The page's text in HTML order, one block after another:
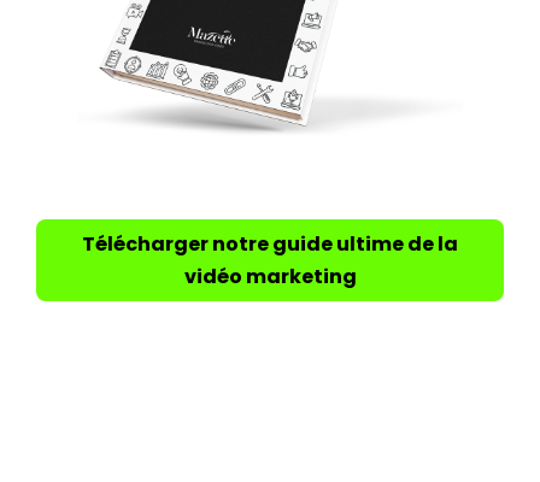
Télécharger notre guide ultime de la
vidéo marketing